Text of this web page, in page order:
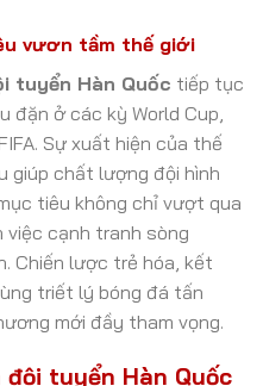
vươn tầm thế giới
tuyển Hàn Quốc tiếp tục
ở các kỳ World Cup,
Sự xuất hiện của thế
giúp chất lượng đội hình
tiêu không chỉ vượt qua
việc cạnh tranh sòng
Chiến lược trẻ hóa, kết
triết lý bóng đá tấn
mới đầy tham vọng.
tuyển Hàn Quốc